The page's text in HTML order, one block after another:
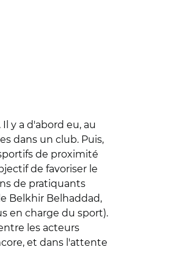
y a d'abord eu, au
dans un club. Puis,
de proximité
de favoriser le
de pratiquants
Belkhir Belhaddad,
en charge du sport).
les acteurs
et dans l'attente